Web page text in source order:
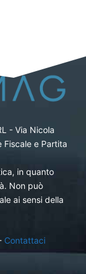
- Via Nicola
Fiscale e Partita
in quanto
Non può
ai sensi della
Contattaci